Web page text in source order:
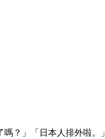
？」「日本人排外啦。」